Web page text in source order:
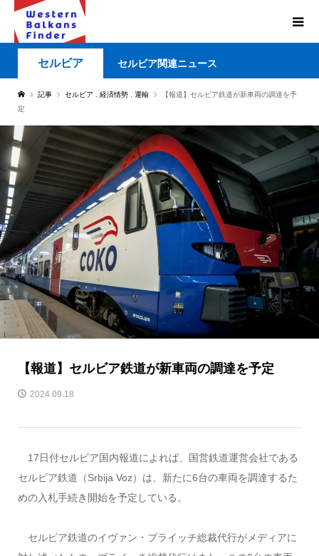
セルビア セルビア関連ニュース
記事 セルビア 経済情勢 運輸
【報道】セルビア鉄道が新車両の調達を予
定
【報道】セルビア鉄道が新車両の調達を予定
2024.09.18
17日付セルビア国内報道によれば、国営鉄道運営会社である
セルビア鉄道（Srbija Voz）は、新たに6台の車両を調達するた
めの入札手続き開始を予定している。
セルビア鉄道のイヴァン・ブライッチ総裁代行がメディアに